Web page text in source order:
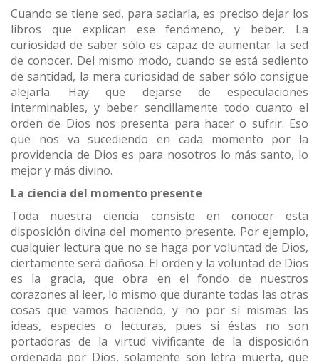
Cuando se tiene sed, para saciarla, es preciso dejar los
libros que explican ese fenómeno, y beber. La
curiosidad de saber sólo es capaz de aumentar la sed
de conocer. Del mismo modo, cuando se está sediento
de santidad, la mera curiosidad de saber sólo consigue
alejarla. Hay que dejarse de especulaciones
interminables, y beber sencillamente todo cuanto el
orden de Dios nos presenta para hacer o sufrir. Eso
que nos va sucediendo en cada momento por la
providencia de Dios es para nosotros lo más santo, lo
mejor y más divino.
La ciencia del momento presente
Toda nuestra ciencia consiste en conocer esta
disposición divina del momento presente. Por ejemplo,
cualquier lectura que no se haga por voluntad de Dios,
ciertamente será dañosa. El orden y la voluntad de Dios
es la gracia, que obra en el fondo de nuestros
corazones al leer, lo mismo que durante todas las otras
cosas que vamos haciendo, y no por sí mismas las
ideas, especies o lecturas, pues si éstas no son
portadoras de la virtud vivificante de la disposición
ordenada por Dios, solamente son letra muerta, que